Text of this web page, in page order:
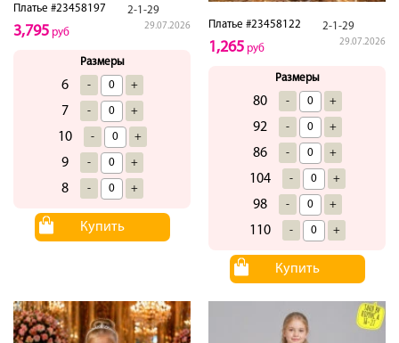
Платье #23458197 2-1-29
29.07.2026
3,795 руб
Размеры
6 - +
7 - +
10 - +
9 - +
8 - +
Купить
Платье #23458122 2-1-29
29.07.2026
1,265 руб
Размеры
80 - +
92 - +
86 - +
104 - +
98 - +
110 - +
Купить